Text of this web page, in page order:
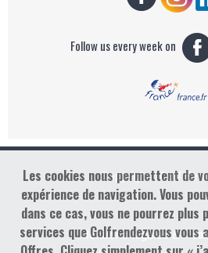
Follow us every week on
Copyright : Golf
Mentions légales &
Les cookies nous permettent de
expérience de navigation. Vous
dans ce cas, vous ne pourrez
services que Golfrendezvous